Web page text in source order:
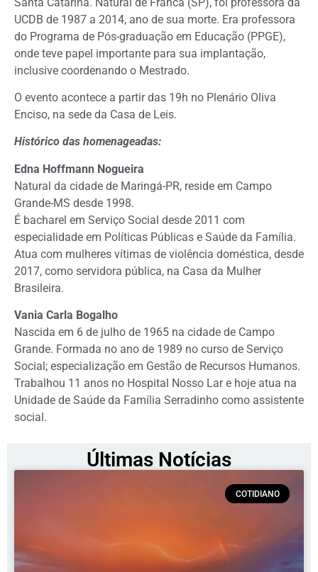
UCDB de 1987 a 2014, ano de sua morte. Era professora
do Programa de Pós-graduação em Educação (PPGE),
onde teve papel importante para sua implantação,
inclusive coordenando o Mestrado.
O evento acontece a partir das 19h no Plenário Oliva
Enciso, na sede da Casa de Leis.
Histórico das homenageadas:
Edna Hoffmann Nogueira
Natural da cidade de Maringá-PR, reside em Campo
Grande-MS desde 1998.
É bacharel em Serviço Social desde 2011 com
especialidade em Políticas Públicas e Saúde da Família.
Atua com mulheres vítimas de violência doméstica, desde
2017, como servidora pública, na Casa da Mulher
Brasileira.
Vania Carla Bogalho
Nascida em 6 de julho de 1965 na cidade de Campo
Grande. Formada no ano de 1989 no curso de Serviço
Social; especialização em Gestão de Recursos Humanos.
Trabalhou 11 anos no Hospital Nosso Lar e hoje atua na
Unidade de Saúde da Família Serradinho como assistente
social.
Últimas Notícias
COTIDIANO